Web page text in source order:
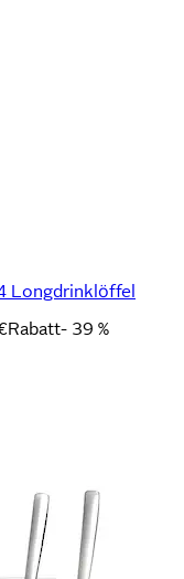
Longdrinklöffel
Rabatt- 39 %